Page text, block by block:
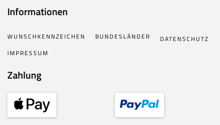
Informationen
WUNSCHKENNZEICHEN BUNDESLÄNDER
DATENSCHUTZ
IMPRESSUM
Zahlung